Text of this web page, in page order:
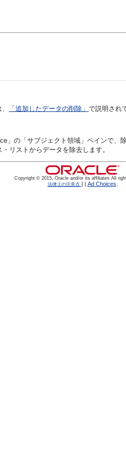
「追加したデータの削除」 で説明され
」 の 「サブジェクト領域」ペインで、
リストからデータを除去します。
Copyright © 2015, Oracle and/or its affiliates All
法律上の注意点
Ad Choices